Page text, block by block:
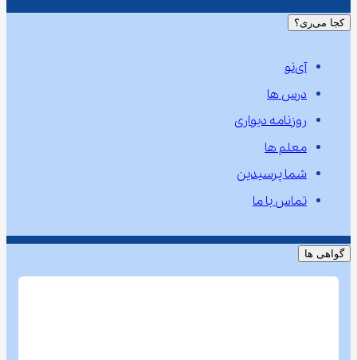
کجا می‌ری؟
آی‌نو
درس ها
روزنامه دیواری
معلم ها
شما پرسیدین
تماس با ما
گواهی ها